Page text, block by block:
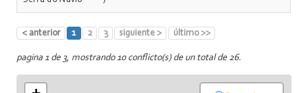
< anterior 1 2 3 siguiente > último >>
pagina 1 de 3, mostrando 10 conflicto(s) de un total de 26.